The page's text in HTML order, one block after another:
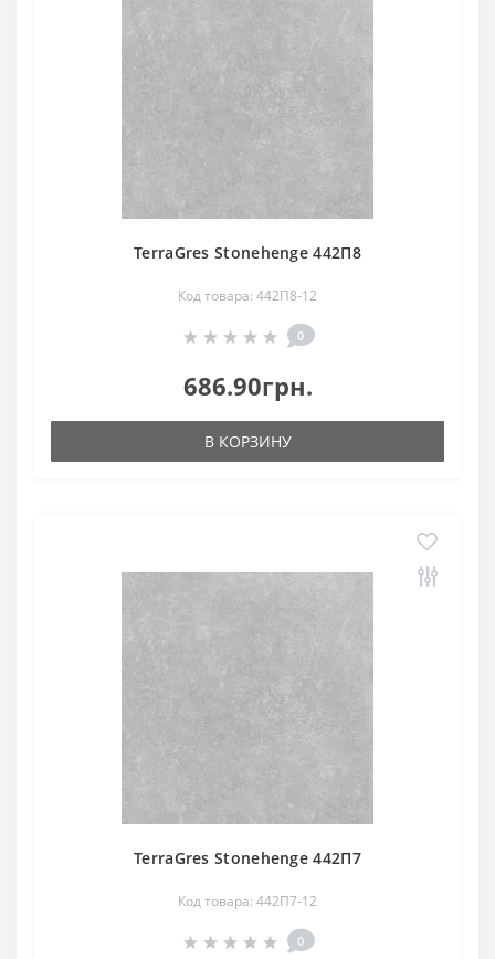
TerraGres Stonehenge 442П8
Код товара: 442П8-12
0
686.90грн.
В КОРЗИНУ
TerraGres Stonehenge 442П7
Код товара: 442П7-12
0